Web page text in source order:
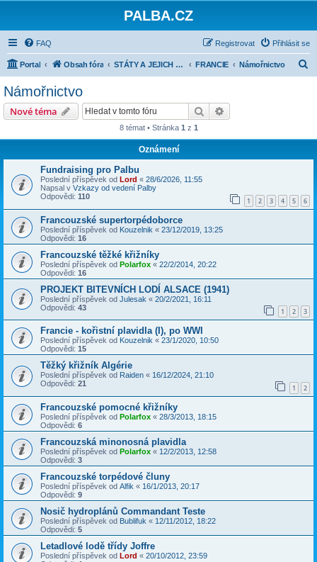
PALBA.CZ
FAQ Přihlásit se
Registrovat
Portal Obsah fóra STÁTY A JEJICH ARMÁDY 1918-1945 FRANCIE Námořnictvo
Námořnictvo
Nové téma Hledat
8 témat • Stránka 1 z 1
Oznámení
Fundraising pro Palbu
Poslední příspěvek od Lord « 28/6/2026, 11:55
Napsal v Vzkazy od vedení Palby
Odpovědi: 110 1 2 3 4 5 6
Francouzské supertorpédoborce
Poslední příspěvek od Kouzelnik « 23/12/2019, 13:25
Odpovědi: 16
Francouzské těžké křižníky
Poslední příspěvek od Polarfox « 22/2/2014, 20:22
Odpovědi: 16
PROJEKT BITEVNÍCH LODÍ ALSACE (1941)
Poslední příspěvek od Julesak « 20/2/2021, 16:11
Odpovědi: 43 1 2 3
Francie - kořistní plavidla (I), po WWI
Poslední příspěvek od Kouzelnik « 23/1/2020, 10:50
Odpovědi: 15
Těžký křižník Algérie
Poslední příspěvek od Raiden « 16/12/2024, 21:10
Odpovědi: 21 1 2
Francouzské pomocné křižníky
Poslední příspěvek od Polarfox « 28/3/2013, 18:15
Odpovědi: 6
Francouzská minonosná plavidla
Poslední příspěvek od Polarfox « 12/2/2013, 12:58
Odpovědi: 3
Francouzské torpédové čluny
Poslední příspěvek od Alfik « 16/1/2013, 20:17
Odpovědi: 9
Nosič hydroplánů Commandant Teste
Poslední příspěvek od Bublifuk « 12/11/2012, 18:22
Odpovědi: 5
Letadlové lodě třídy Joffre
Poslední příspěvek od Lord « 20/10/2012, 23:59